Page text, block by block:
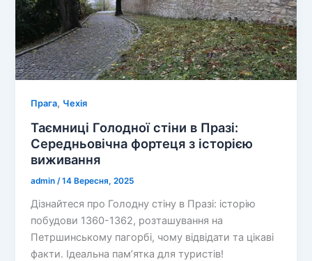
та
Свободи
Прага, Чехія
Таємниці Голодної стіни в Празі:
Середньовічна фортеця з історією
виживання
admin/14 Вересня, 2025
Дізнайтеся про Голодну стіну в Празі: історію
побудови 1360-1362, розташування на
Петршинському пагорбі, чому відвідати та цікаві
факти. Ідеальна пам’ятка для туристів!